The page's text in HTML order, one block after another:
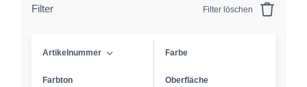
Filter Filter löschen
Artikelnummer Farbe
Farbton Oberfläche